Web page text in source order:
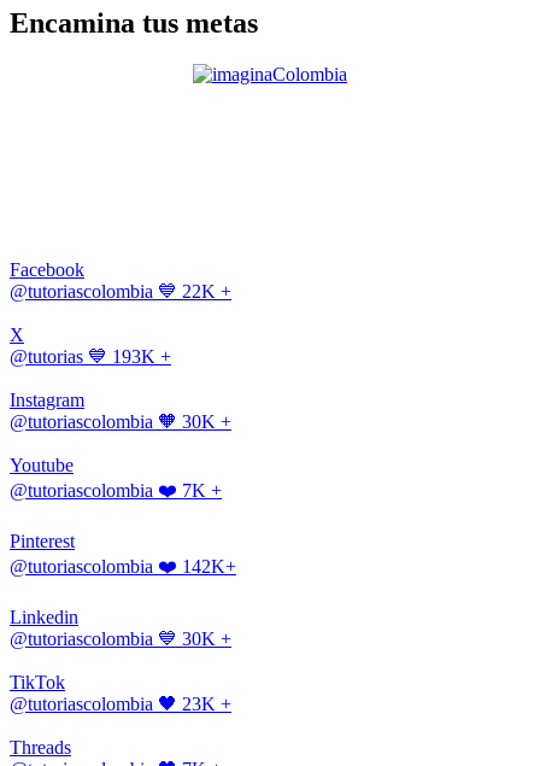
Encamina tus metas
Facebook
@tutoriascolombia 💙 22K +
X
@tutorias 💙 193K +
Instagram
@tutoriascolombia 🧡 30K +
Youtube
@tutoriascolombia ❤️ 7K +
Pinterest
@tutoriascolombia ❤️ 142K+
Linkedin
@tutoriascolombia 💙 30K +
TikTok
@tutoriascolombia 🖤 23K +
Threads